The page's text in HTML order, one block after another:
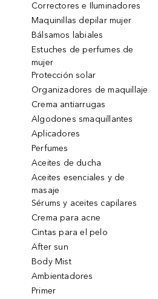
Correctores e Iluminadores
Maquinillas depilar mujer
Bálsamos labiales
Estuches de perfumes de
mujer
Protección solar
Organizadores de maquillaje
Crema antiarrugas
Algodones smaquillantes
Aplicadores
Perfumes
Aceites de ducha
Aceites esenciales y de
masaje
Sérums y aceites capilares
Crema para acne
Cintas para el pelo
After sun
Body Mist
Ambientadores
Primer